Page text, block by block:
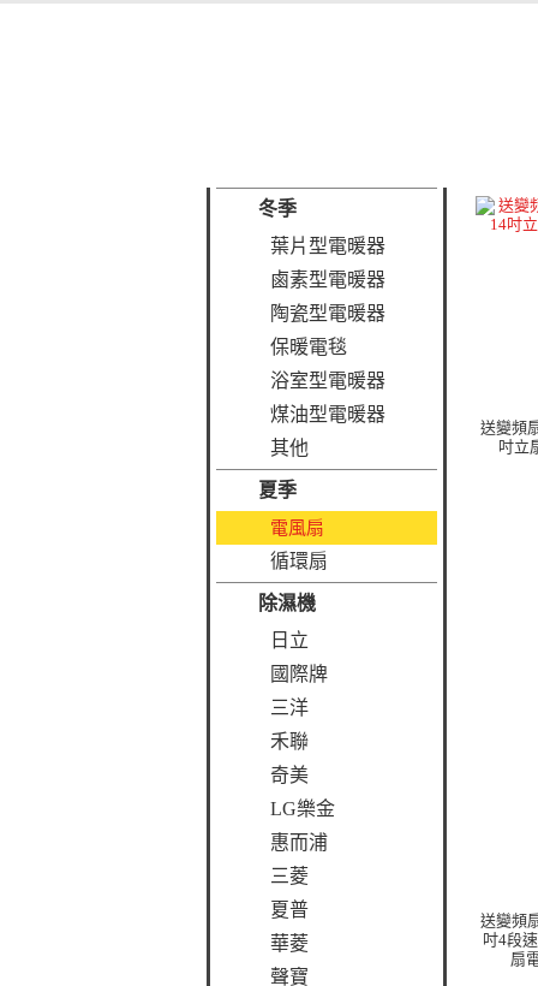
冬季
葉片型電暖器
鹵素型電暖器
陶瓷型電暖器
保暖電毯
浴室型電暖器
煤油型電暖器
其他
夏季
電風扇
循環扇
除濕機
日立
國際牌
三洋
禾聯
奇美
LG樂金
惠而浦
三菱
夏普
華菱
聲寶
送變頻
吋立
送變頻
吋4段
扇